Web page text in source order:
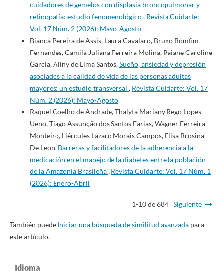
cuidadores de gemelos con displasia broncopulmonar y
retinopatía: estudio fenomenológico, Revista Cuidarte:
Vol. 17 Núm. 2 (2026): Mayo-Agosto
Bianca Pereira de Assis, Laura Cavalaro, Bruno Bomfim
Fernandes, Camila Juliana Ferreira Molina, Raiane Caroline
Garcia, Aliny de Lima Santos,Sueño, ansiedad y depresión
asociados a la calidad de vida de las personas adultas
mayores: un estudio transversal , Revista Cuidarte: Vol. 17
Núm. 2 (2026): Mayo-Agosto
Raquel Coelho de Andrade, Thalyta Mariany Rego Lopes
Ueno, Tiago Assunção dos Santos Farias, Wagner Ferreira
Monteiro, Hércules Lázaro Morais Campos, Elisa Brosina
De Leon, Barreras y facilitadores de la adherencia a la
medicación en el manejo de la diabetes entre la población
de la Amazonía Brasileña, Revista Cuidarte: Vol. 17 Núm. 1
(2026): Enero-Abril
1-10 de 684 Siguiente
También puede Iniciar una búsqueda de similitud avanzadapara
este artículo.
Idioma